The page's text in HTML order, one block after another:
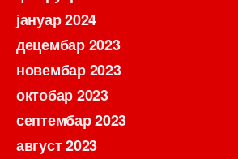
јануар 2024
децембар 2023
новембар 2023
октобар 2023
септембар 2023
август 2023